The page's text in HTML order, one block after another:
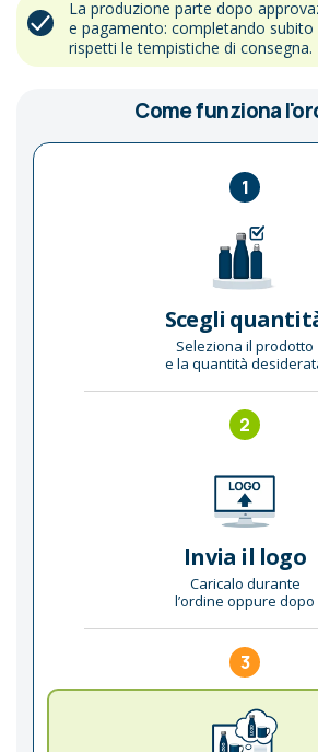
La produzione parte dopo
e pagamento: completando subito
rispetti le tempistiche di consegna.
Come funziona
1
Scegli
Seleziona il prodotto
e la quantità
2
Invia il logo
Caricalo durante
l’ordine oppure dopo
3